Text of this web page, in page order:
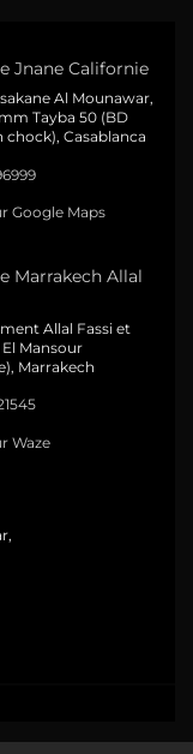
Jnane Californie
Al Mounawar,
Tayba 50 (BD
chock), Casablanca
Google Maps
Marrakech Allal
Allal Fassi et
Mansour
Marrakech
Waze